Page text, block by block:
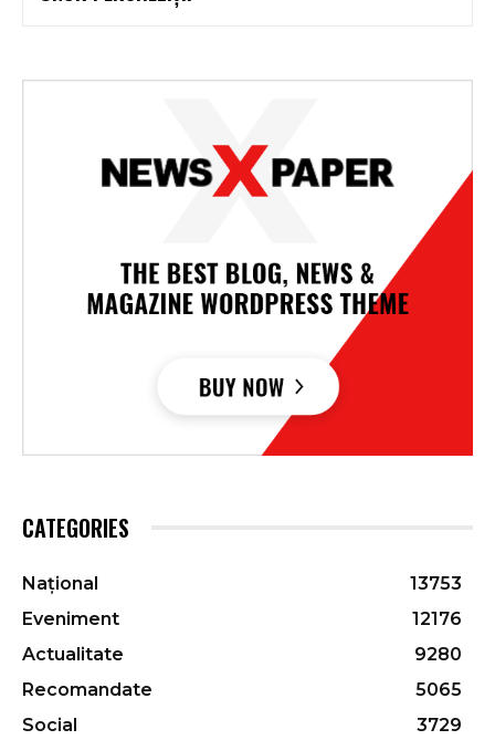
CATEGORIES
Național
13753
Eveniment
12176
Actualitate
9280
Recomandate
5065
Social
3729